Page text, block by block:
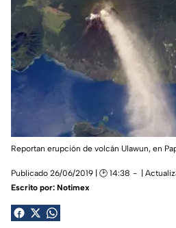
Reportan erupción de volcán Ulawun, en
Publicado 26/06/2019 | 🕑 14:38 |
Escrito por: Notimex